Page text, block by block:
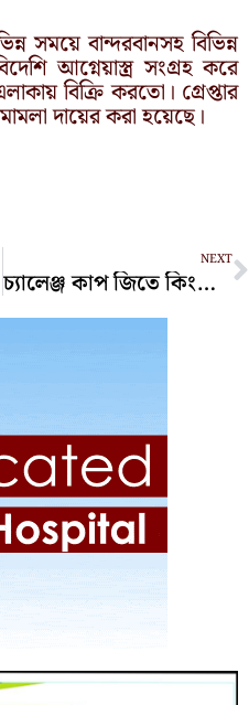
সময়ে বান্দরবানসহ বিভিন্ন
আগ্নেয়াস্ত্র সংগ্রহ করে
বিক্রি করতো। গ্রেপ্তার
দায়ের করা হয়েছে।
NEXT
চ্যালেঞ্জ কাপ জিতে কিংসের আরেক ইতিহাস